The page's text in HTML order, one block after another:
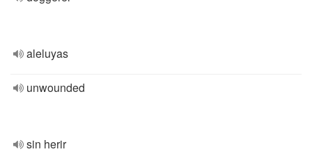
aleluyas
unwounded
sin herir